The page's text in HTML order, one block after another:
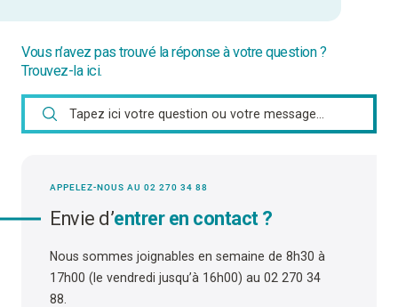
Vous n’avez pas trouvé la réponse à votre question ?
Trouvez-la ici.
APPELEZ-NOUS AU 02 270 34 88
Envie d’entrer en contact ?
Nous sommes joignables en semaine de 8h30 à
17h00 (le vendredi jusqu’à 16h00) au 02 270 34
88.